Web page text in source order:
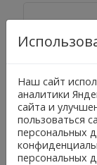
Наш сайт
аналитики
сайта и
пользоваться
персональных
персональных